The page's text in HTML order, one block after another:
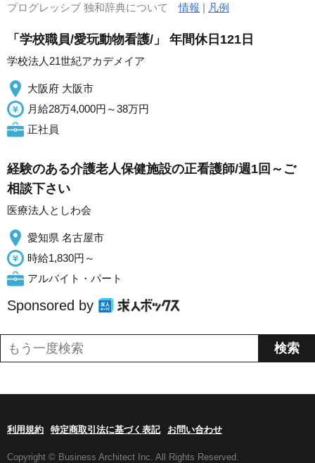
プログレッシブ 独和辞典について情報 | 凡例
「学校職員/愛玩動物看護/」 年間休日121日
学校法人21世紀アカデメイア
大阪府 大阪市
月給28万4,000円～38万円
正社員
経験のある介護老人保健施設の正看護師/週1回～ご
相談下さい
医療法人としわ会
愛知県 名古屋市
時給1,830円～
アルバイト・パート
Sponsored by
利用規約 特定商取引法に基づく表記 お問い合わせ
Copyright © Business Architect Inc. All Rights Reserved.